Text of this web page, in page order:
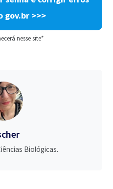
gov.br >>>
nesse site*
Biológicas.